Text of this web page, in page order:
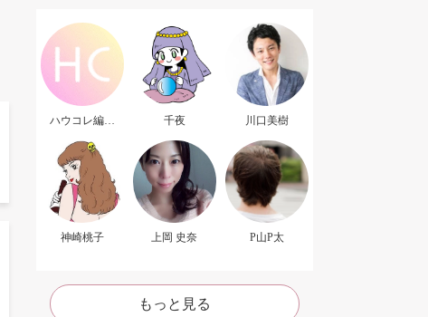
ハウコレ編集
千夜 川口美樹
神崎桃子 上岡 史奈 P山P太
もっと見る